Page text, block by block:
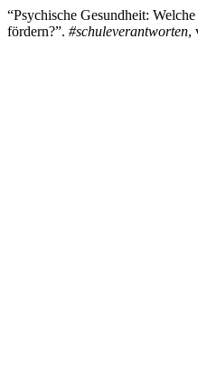
“Psychische Gesundheit:
fördern?”. #schuleverantworten,